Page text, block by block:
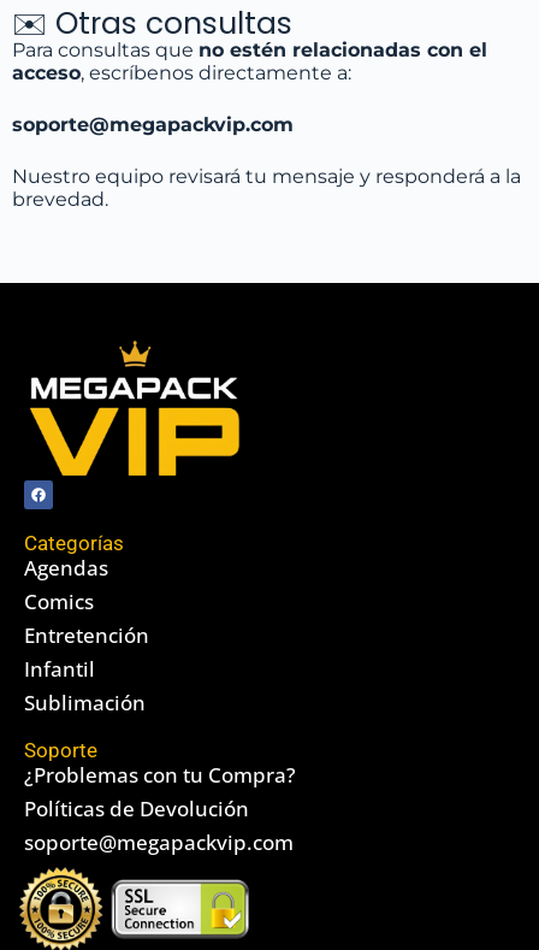
✉️ Otras consultas
Para consultas que no estén relacionadas con el
acceso, escríbenos directamente a:
soporte@megapackvip.com
Nuestro equipo revisará tu mensaje y responderá a la
brevedad.
Categorías
Agendas
Comics
Entretención
Infantil
Sublimación
Soporte
¿Problemas con tu Compra?
Políticas de Devolución
soporte@megapackvip.com